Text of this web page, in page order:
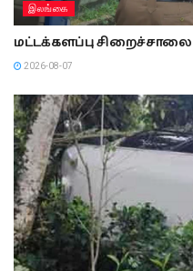
இலங்கை
மட்டக்களப்பு
2026-08-07